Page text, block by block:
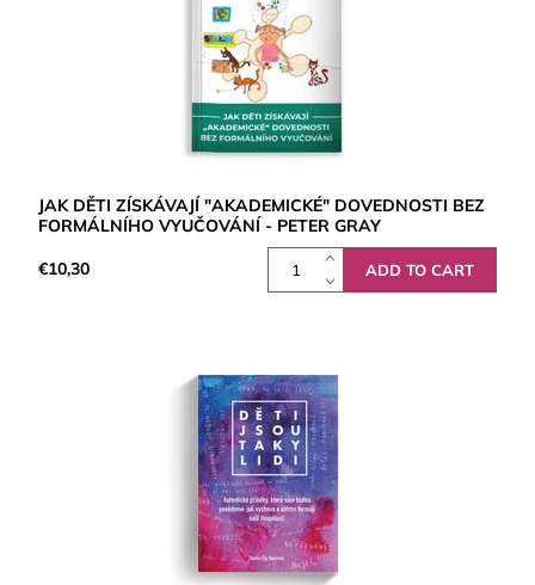
JAK DĚTI ZÍSKÁVAJÍ "AKADEMICKÉ" DOVEDNOSTI BEZ
FORMÁLNÍHO VYUČOVÁNÍ - PETER GRAY
€10,30